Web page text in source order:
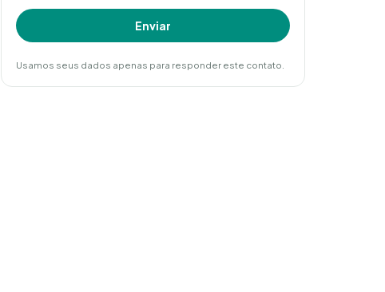
Enviar
Usamos seus dados apenas para responder este contato.